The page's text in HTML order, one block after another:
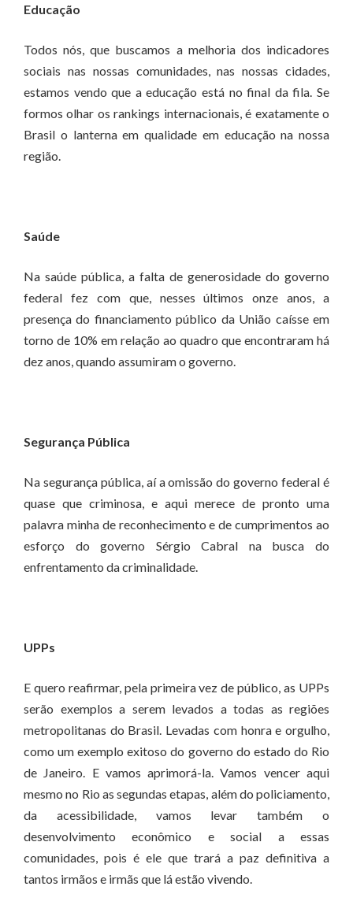
Educação
Todos nós, que buscamos a melhoria dos indicadores
sociais nas nossas comunidades, nas nossas cidades,
estamos vendo que a educação está no final da fila. Se
formos olhar os rankings internacionais, é exatamente o
Brasil o lanterna em qualidade em educação na nossa
região.
Saúde
Na saúde pública, a falta de generosidade do governo
federal fez com que, nesses últimos onze anos, a
presença do financiamento público da União caísse em
torno de 10% em relação ao quadro que encontraram há
dez anos, quando assumiram o governo.
Segurança Pública
Na segurança pública, aí a omissão do governo federal é
quase que criminosa, e aqui merece de pronto uma
palavra minha de reconhecimento e de cumprimentos ao
esforço do governo Sérgio Cabral na busca do
enfrentamento da criminalidade.
UPPs
E quero reafirmar, pela primeira vez de público, as UPPs
serão exemplos a serem levados a todas as regiões
metropolitanas do Brasil. Levadas com honra e orgulho,
como um exemplo exitoso do governo do estado do Rio
de Janeiro. E vamos aprimorá-la. Vamos vencer aqui
mesmo no Rio as segundas etapas, além do policiamento,
da acessibilidade, vamos levar também o
desenvolvimento econômico e social a essas
comunidades, pois é ele que trará a paz definitiva a
tantos irmãos e irmãs que lá estão vivendo.